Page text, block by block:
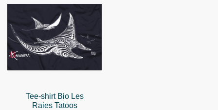
Tee-shirt Bio Les
Raies Tatoos